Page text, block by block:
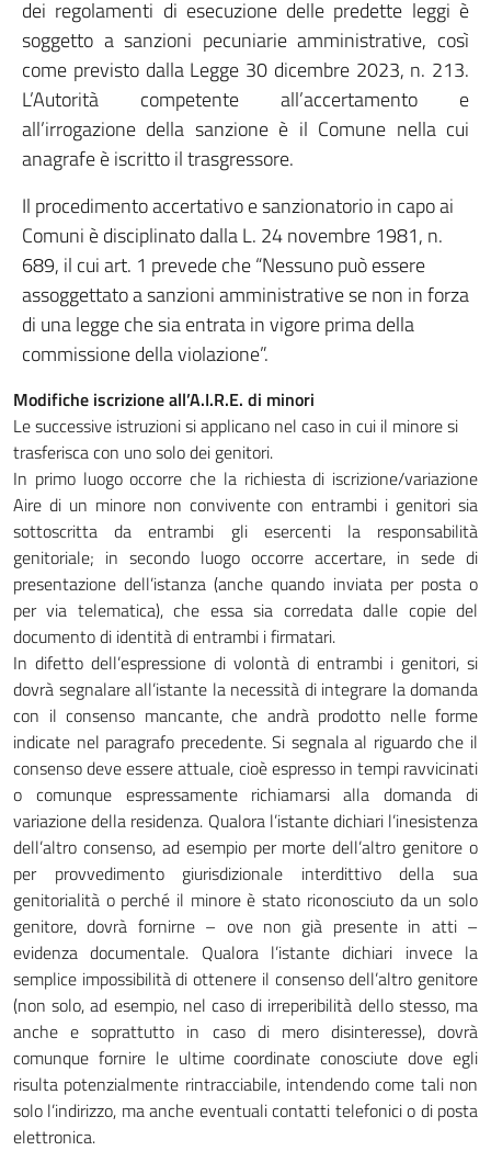
dei regolamenti di esecuzione delle predette leggi è
soggetto a sanzioni pecuniarie amministrative, così
come previsto dalla Legge 30 dicembre 2023, n. 213.
L’Autorità competente all’accertamento e
all’irrogazione della sanzione è il Comune nella cui
anagrafe è iscritto il trasgressore.
Il procedimento accertativo e sanzionatorio in capo ai
Comuni è disciplinato dalla L. 24 novembre 1981, n.
689, il cui art. 1 prevede che “Nessuno può essere
assoggettato a sanzioni amministrative se non in forza
di una legge che sia entrata in vigore prima della
commissione della violazione”.
Modifiche iscrizione all’A.I.R.E. di minori
Le successive istruzioni si applicano nel caso in cui il minore si
trasferisca con uno solo dei genitori.
In primo luogo occorre che la richiesta di iscrizione/variazione
Aire di un minore non convivente con entrambi i genitori sia
sottoscritta da entrambi gli esercenti la responsabilità
genitoriale; in secondo luogo occorre accertare, in sede di
presentazione dell’istanza (anche quando inviata per posta o
per via telematica), che essa sia corredata dalle copie del
documento di identità di entrambi i firmatari.
In difetto dell’espressione di volontà di entrambi i genitori, si
dovrà segnalare all’istante la necessità di integrare la domanda
con il consenso mancante, che andrà prodotto nelle forme
indicate nel paragrafo precedente. Si segnala al riguardo che il
consenso deve essere attuale, cioè espresso in tempi ravvicinati
o comunque espressamente richiamarsi alla domanda di
variazione della residenza. Qualora l’istante dichiari l’inesistenza
dell’altro consenso, ad esempio per morte dell’altro genitore o
per provvedimento giurisdizionale interdittivo della sua
genitorialità o perché il minore è stato riconosciuto da un solo
genitore, dovrà fornirne – ove non già presente in atti –
evidenza documentale. Qualora l’istante dichiari invece la
semplice impossibilità di ottenere il consenso dell’altro genitore
(non solo, ad esempio, nel caso di irreperibilità dello stesso, ma
anche e soprattutto in caso di mero disinteresse), dovrà
comunque fornire le ultime coordinate conosciute dove egli
risulta potenzialmente rintracciabile, intendendo come tali non
solo l’indirizzo, ma anche eventuali contatti telefonici o di posta
elettronica.